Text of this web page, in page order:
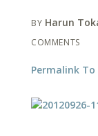
BY Harun
COMMENTS
Permalink To